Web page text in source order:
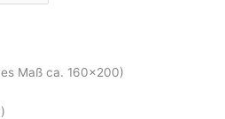
Maß ca. 160x200)